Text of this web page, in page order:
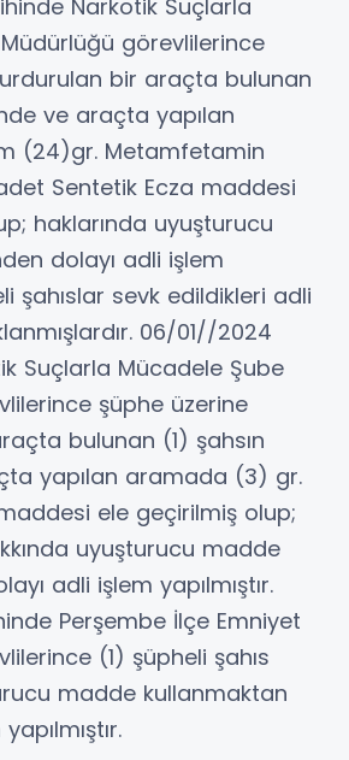
Narkotik Suçlarla
görevlilerince
bir araçta bulunan
ve araçta yapılan
(24)gr. Metamfetamin
Sentetik Ecza maddesi
haklarında uyuşturucu
dolayı adli işlem
şahıslar sevk edildikleri adli
06/01//2024
Suçlarla Mücadele Şube
şüphe üzerine
bulunan (1) şahsın
yapılan aramada (3) gr.
ele geçirilmiş olup;
uyuşturucu madde
adli işlem yapılmıştır.
Perşembe İlçe Emniyet
(1) şüpheli şahıs
madde kullanmaktan